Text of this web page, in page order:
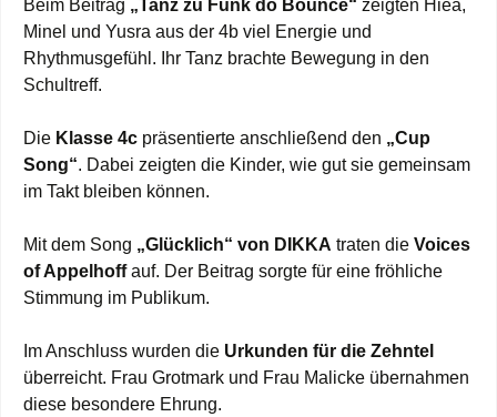
Beim Beitrag „Tanz zu Funk do Bounce“ zeigten Hiea,
Minel und Yusra aus der 4b viel Energie und
Rhythmusgefühl. Ihr Tanz brachte Bewegung in den
Schultreff.
Die Klasse 4c präsentierte anschließend den „Cup
Song“. Dabei zeigten die Kinder, wie gut sie gemeinsam
im Takt bleiben können.
Mit dem Song „Glücklich“ von DIKKA traten die Voices
of Appelhoffauf. Der Beitrag sorgte für eine fröhliche
Stimmung im Publikum.
Im Anschluss wurden die Urkunden für die Zehntel
überreicht. Frau Grotmark und Frau Malicke übernahmen
diese besondere Ehrung.